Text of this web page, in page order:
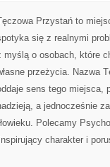
Przystań to
się z realnymi
myślą o osobach, które
przeżycia. Nazwa
sens tego miejsca,
a jednocześnie
Polecamy
charakter i